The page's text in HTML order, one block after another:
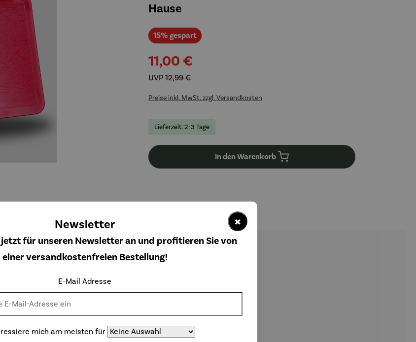
Hause
15% gespartRabatt
11,00 €
UVP12,99 €
Preise inkl. MwSt. zzgl. Versandkosten
Lieferzeit: 2-3 Tage
In den Warenkorb
zu Hause
×
Newsletter
jetzt für unseren Newsletter an und profitieren Sie von
einer versandkostenfreien Bestellung!
E-Mail Adresse
mich am meisten für